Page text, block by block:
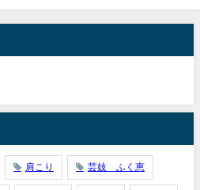
肩こり 芸妓 ふく恵